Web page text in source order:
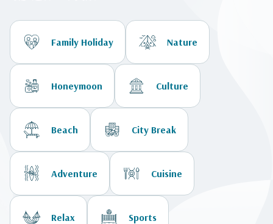
Family Holiday Nature
Honeymoon Culture
Beach City Break
Adventure Cuisine
Relax Sports